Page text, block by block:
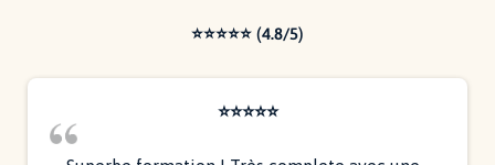
⭐⭐⭐⭐⭐ (4.8/5)
⭐⭐⭐⭐⭐